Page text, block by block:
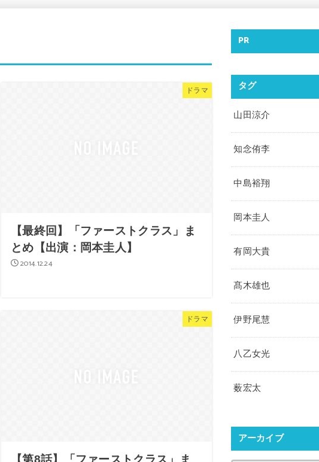
ドラマ
【最終回】「ファーストクラス」ま
とめ【出演：岡本圭人】
2014.12.24
ドラマ
PR
タグ
山田涼介
知念侑李
中島裕翔
岡本圭人
有岡大貴
髙木雄也
伊野尾慧
八乙女光
薮宏太
アーカイブ